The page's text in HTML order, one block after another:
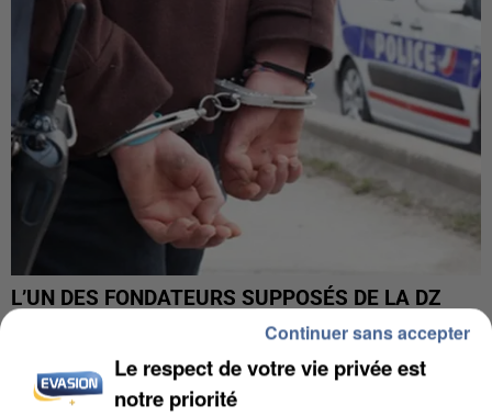
L’UN DES FONDATEURS SUPPOSÉS DE LA DZ
MAFIA INTERPELLÉ EN ALGÉRIE
Le respect de votre vie privée est
notre priorité
Continuer sans accepter